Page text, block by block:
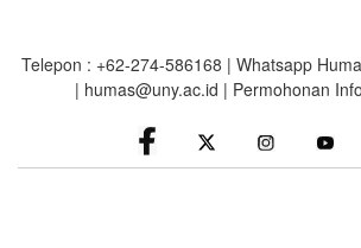
main
Telepon : +62-274-586168 | Whatsapp
| humas@uny.ac.id | Permohonan
facebook
Instagram